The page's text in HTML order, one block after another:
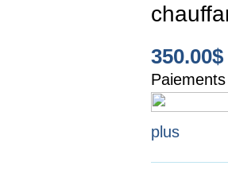
350.00$
plus